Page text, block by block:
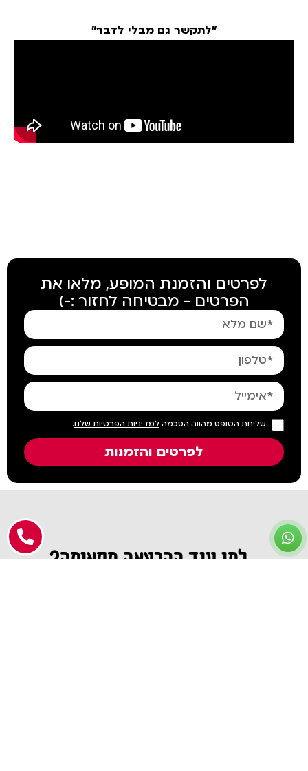
"לתקשר גם מבלי לדבר"
חזרה לכל ההרצאות
לפרטים והזמנת המופע, מלאו את
הפרטים - מבטיחה לחזור :-)
שליחת הטופס מהווה הסכמה למדיניות הפרטיות שלנו.
לפרטים והזמנות
למי עוד ההרצאה מתאימה?